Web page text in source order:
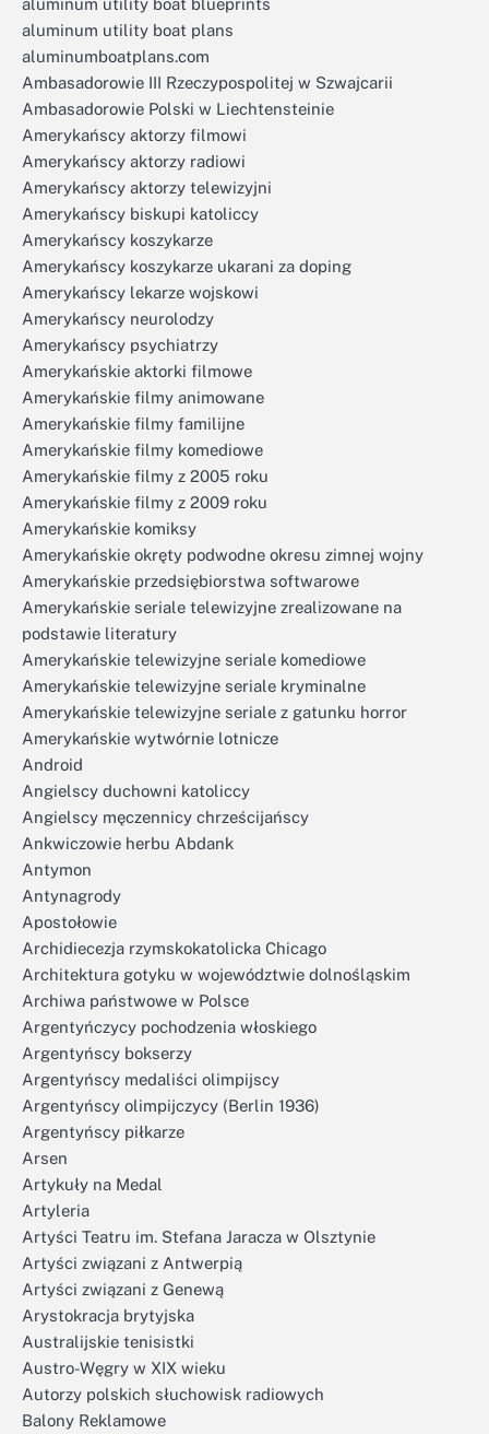
aluminum utility boat blueprints
aluminum utility boat plans
aluminumboatplans.com
Ambasadorowie III Rzeczypospolitej w Szwajcarii
Ambasadorowie Polski w Liechtensteinie
Amerykańscy aktorzy filmowi
Amerykańscy aktorzy radiowi
Amerykańscy aktorzy telewizyjni
Amerykańscy biskupi katoliccy
Amerykańscy koszykarze
Amerykańscy koszykarze ukarani za doping
Amerykańscy lekarze wojskowi
Amerykańscy neurolodzy
Amerykańscy psychiatrzy
Amerykańskie aktorki filmowe
Amerykańskie filmy animowane
Amerykańskie filmy familijne
Amerykańskie filmy komediowe
Amerykańskie filmy z 2005 roku
Amerykańskie filmy z 2009 roku
Amerykańskie komiksy
Amerykańskie okręty podwodne okresu zimnej wojny
Amerykańskie przedsiębiorstwa softwarowe
Amerykańskie seriale telewizyjne zrealizowane na
podstawie literatury
Amerykańskie telewizyjne seriale komediowe
Amerykańskie telewizyjne seriale kryminalne
Amerykańskie telewizyjne seriale z gatunku horror
Amerykańskie wytwórnie lotnicze
Android
Angielscy duchowni katoliccy
Angielscy męczennicy chrześcijańscy
Ankwiczowie herbu Abdank
Antymon
Antynagrody
Apostołowie
Archidiecezja rzymskokatolicka Chicago
Architektura gotyku w województwie dolnośląskim
Archiwa państwowe w Polsce
Argentyńczycy pochodzenia włoskiego
Argentyńscy bokserzy
Argentyńscy medaliści olimpijscy
Argentyńscy olimpijczycy (Berlin 1936)
Argentyńscy piłkarze
Arsen
Artykuły na Medal
Artyleria
Artyści Teatru im. Stefana Jaracza w Olsztynie
Artyści związani z Antwerpią
Artyści związani z Genewą
Arystokracja brytyjska
Australijskie tenisistki
Austro-Węgry w XIX wieku
Autorzy polskich słuchowisk radiowych
Balony Reklamowe